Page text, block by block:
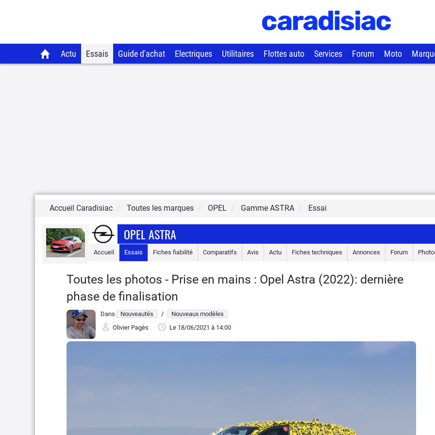
Actu Essais Guide d'achat Electriques Utilitaires Flottes auto Services Forum Moto
Accueil Caradisiac Toutes les marques OPEL Gamme ASTRA Essai
OPEL ASTRA
Accueil Essais Fiches fiabilité Comparatifs Avis Actu Fiches techniques Annonces Forum
Toutes les photos - Prise en mains : Opel Astra (2022): dernière
phase de finalisation
Dans Nouveautés /
Nouveaux modèles
Olivier Pagès
Le 18/06/2021 à 14:00